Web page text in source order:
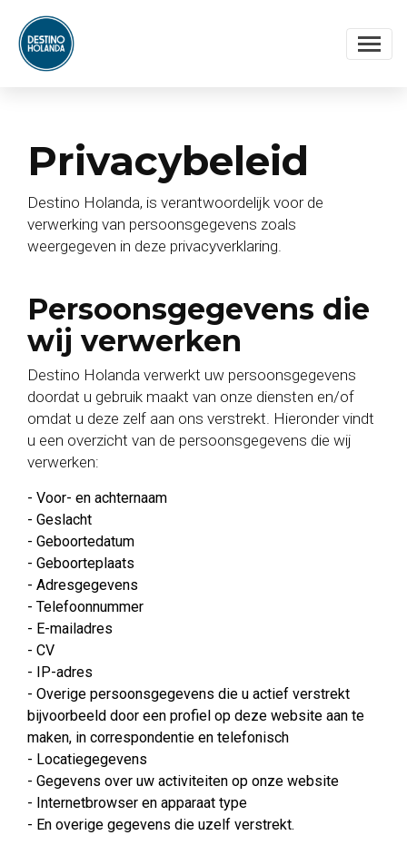
Privacybeleid
Destino Holanda, is verantwoordelijk voor de
verwerking van persoonsgegevens zoals
weergegeven in deze privacyverklaring.
Persoonsgegevens die
wij verwerken
Destino Holanda verwerkt uw persoonsgegevens
doordat u gebruik maakt van onze diensten en/of
omdat u deze zelf aan ons verstrekt. Hieronder vindt
u een overzicht van de persoonsgegevens die wij
verwerken:
- Voor- en achternaam
- Geslacht
- Geboortedatum
- Geboorteplaats
- Adresgegevens
- Telefoonnummer
- E-mailadres
- CV
- IP-adres
- Overige persoonsgegevens die u actief verstrekt
bijvoorbeeld door een profiel op deze website aan te
maken, in correspondentie en telefonisch
- Locatiegegevens
- Gegevens over uw activiteiten op onze website
- Internetbrowser en apparaat type
- En overige gegevens die uzelf verstrekt.